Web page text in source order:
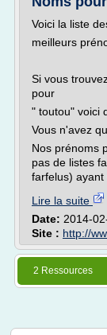
Voici la liste
meilleurs
Si vous
pour
" toutou" voici
Vous n'avez
Nos prénoms
pas de listes
farfelus) ayant
Lire la suite
Date: 2014-
Site : http://
2 Ressources